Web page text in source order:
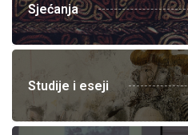
Sjećanja
Studije i eseji